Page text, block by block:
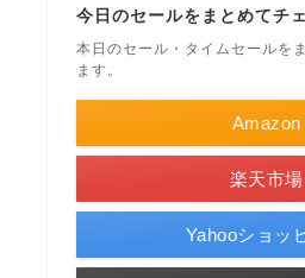
今日のセールをまとめてチ
本日のセール・タイムセールを
ます。
Amazon
楽天市場
Yahooショッ